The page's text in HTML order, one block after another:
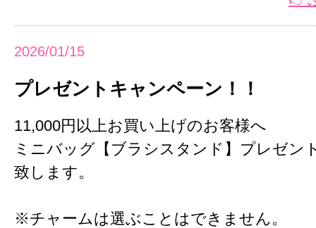
2026/01/15
プレゼントキャンペーン！！
11,000円以上お買い上げのお客様へ
ミニバッグ【ブラシスタンド】プレゼン
致します。
※チャームは選ぶことはできません。